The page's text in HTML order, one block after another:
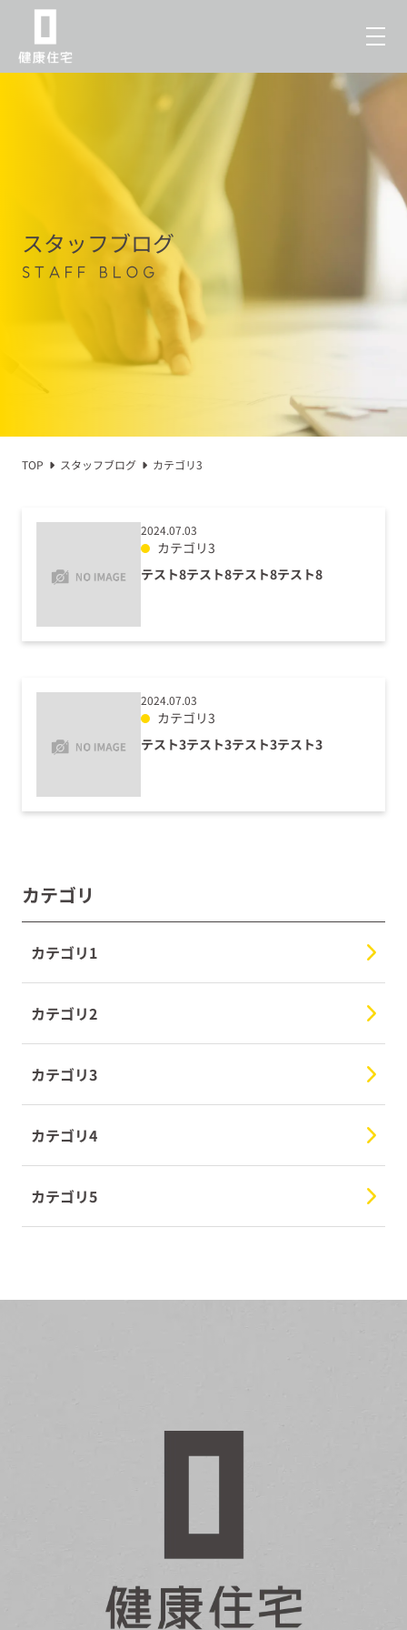
スタッフブログ
STAFF BLOG
TOP スタッフブログ カテゴリ3
カテゴリ
カテゴリ1
カテゴリ2
カテゴリ3
カテゴリ4
カテゴリ5
2024.07.03
カテゴリ3
テスト8テスト8テスト8テスト8
2024.07.03
カテゴリ3
テスト3テスト3テスト3テスト3